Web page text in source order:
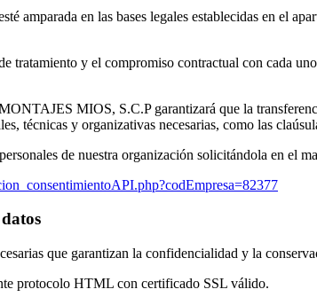
amparada en las bases legales establecidas en el
tratamiento y el compromiso contractual con cada
MIOS, S.C.P garantizará que la
técnicas y organizativas necesarias, como las
de nuestra organización solicitándola en el
que garantizan la confidencialidad y la
protocolo HTML con certificado SSL válido.